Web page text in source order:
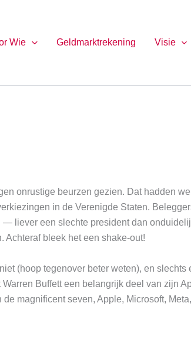
Wie Geldmarktrekening Visie
onrustige beurzen gezien. Dat hadden
in de Verenigde Staten.
liever een slechte president dan
Achteraf bleek het een shake-out!
(hoop tegenover beter weten), en slechts
Buffett een belangrijk deel van zijn
magnificent seven, Apple, Microsoft,